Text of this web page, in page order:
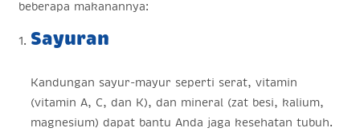
beberapa makanannya:
Sayuran
Kandungan sayur-mayur seperti serat, vitamin
(vitamin A, C, dan K), dan mineral (zat besi, kalium,
magnesium) dapat bantu Anda jaga kesehatan tubuh.